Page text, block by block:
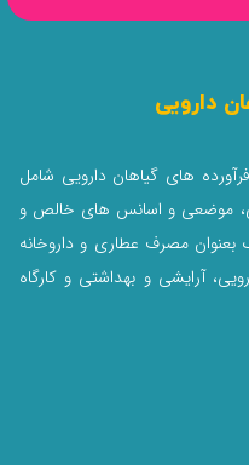
دارویی
های گیاهان دارویی شامل
موضعی و اسانس های خالص و
مصرف عطاری و داروخانه
آرایشی و بهداشتی و کارگاه